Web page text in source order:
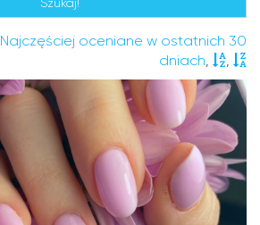
Najczęściej oceniane w ostatnich 30
dniach, ,